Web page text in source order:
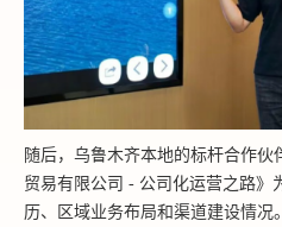
随后，乌鲁木齐本地的标杆合作
贸易有限公司 - 公司化运营之路》
历、区域业务布局和渠道建设情